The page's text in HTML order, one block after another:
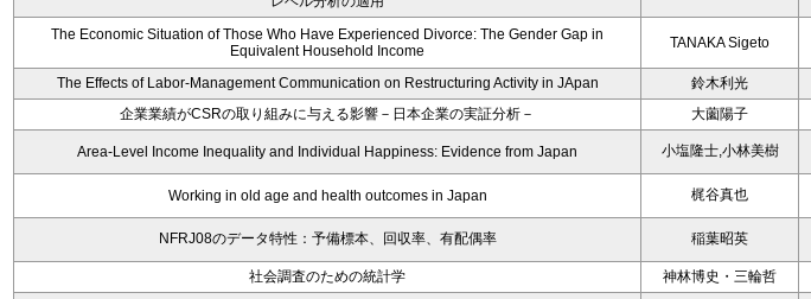
The Economic Situation of Those Who Have Experienced Divorce: The Gender Gap in
Equivalent Household Income
TANAKA Sigeto
The Effects of Labor-Management Communication on Restructuring Activity in JApan
鈴木利光
企業業績がCSRの取り組みに与える影響－日本企業の実証分析－
大薗陽子
Area-Level Income Inequality and Individual Happiness: Evidence from Japan 小塩隆士,小林美樹
Working in old age and health outcomes in Japan 梶谷真也
NFRJ08のデータ特性：予備標本、回収率、有配偶率 稲葉昭英
社会調査のための統計学
神林博史・三輪哲